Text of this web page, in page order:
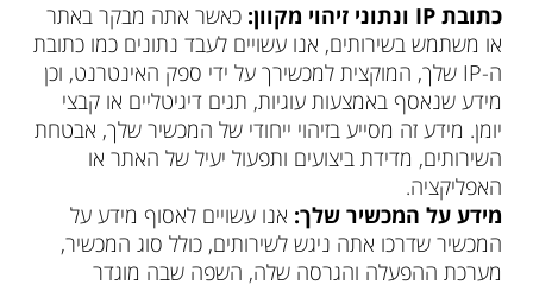
כתובתIP ונתוני זיהוי מקוון: כאשר אתה מבקר באתר
או משתמש בשירותים, אנו עשויים לעבד נתונים כמו כתובת
ה-IP שלך, המוקצית למכשירך על ידי ספק האינטרנט, וכן
מידע שנאסף באמצעות עוגיות, תגים דיגיטליים או קבצי
יומן. מידע זה מסייע בזיהוי ייחודי של המכשיר שלך, אבטחת
השירותים, מדידת ביצועים ותפעול יעיל של האתר או
האפליקציה.
מידע על המכשיר שלך: אנו עשויים לאסוף מידע על
המכשיר שדרכו אתה ניגש לשירותים, כולל סוג המכשיר,
מערכת ההפעלה והגרסה שלה, השפה שבה מוגדר